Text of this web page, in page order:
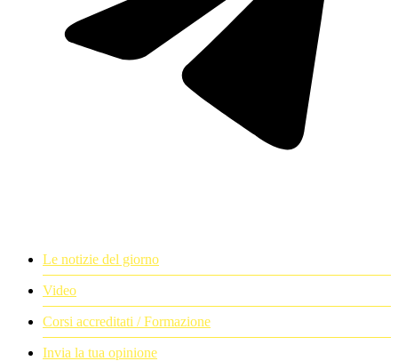
Le notizie del giorno
Video
Corsi accreditati / Formazione
Invia la tua opinione